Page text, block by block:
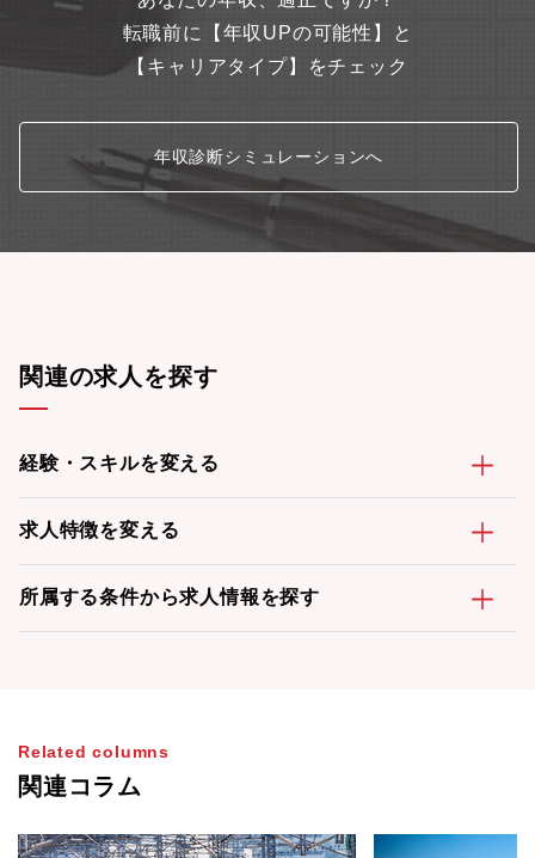
転職前に【年収UPの可能性】と
【キャリアタイプ】をチェック
年収診断シミュレーションへ
関連の求人を探す
経験・スキルを変える
求人特徴を変える
所属する条件から求人情報を探す
Related columns
関連コラム